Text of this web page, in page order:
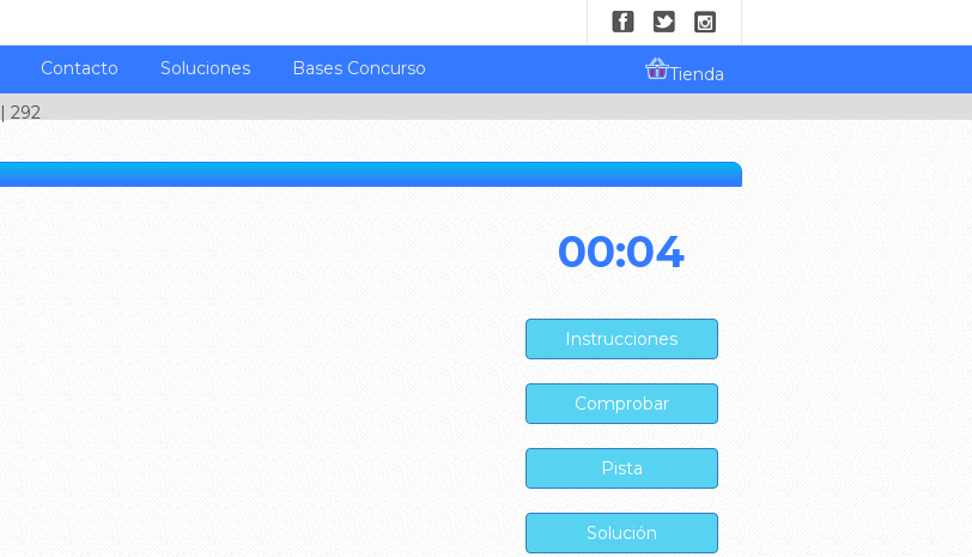
Contacto Soluciones Bases Concurso
Tienda
| 292
00:05